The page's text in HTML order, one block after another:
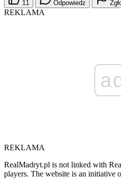
11 Odpowiedz
REKLAMA
REKLAMA
RealMadryt.pl is not linked with
players. The website is an initiative